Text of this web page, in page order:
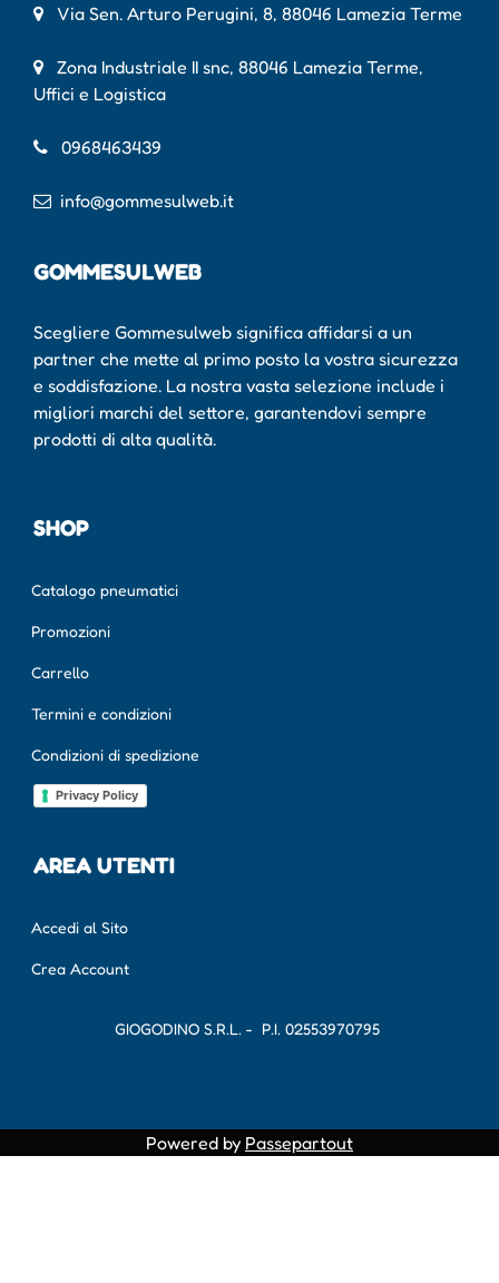
Via Sen. Arturo Perugini, 8, 88046 Lamezia Terme
Zona Industriale II snc, 88046 Lamezia Terme,
Uffici e Logistica
0968463439
info@gommesulweb.it
GOMMESULWEB
Scegliere Gommesulweb significa affidarsi a un
partner che mette al primo posto la vostra sicurezza
e soddisfazione. La nostra vasta selezione include i
migliori marchi del settore, garantendovi sempre
prodotti di alta qualità.
SHOP
Catalogo pneumatici
Promozioni
Carrello
Termini e condizioni
Condizioni di spedizione
Privacy Policy
AREA UTENTI
Accedi al Sito
Crea Account
GIOGODINO S.R.L. - P.I. 02553970795
Powered by Passepartout